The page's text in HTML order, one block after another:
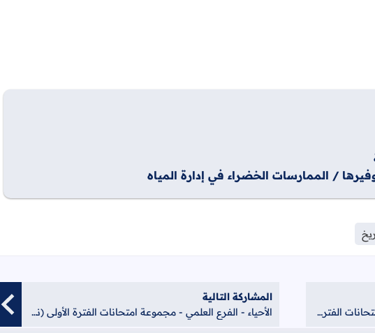
/ الممارسات الخضراء في إدارة المياه
التربية الإسلامية - كافة الفروع - مجموعة امتحانات الفترة الأولى (نصف الفصل الأول - الشهرين) لعام 2022
المشاركة التالية
الأحياء - الفرع العلمي - مجموعة امتحانات الفترة الأولى (نصف الفصل الأول - الشهرين) لعام 2022